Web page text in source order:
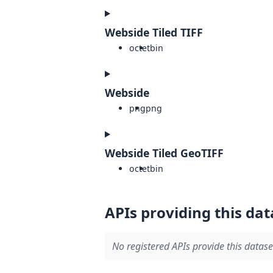
Webside Tiled TIFF
octetbin
Webside
pngpng
Webside Tiled GeoTIFF
octetbin
APIs providing this
No registered APIs provide this